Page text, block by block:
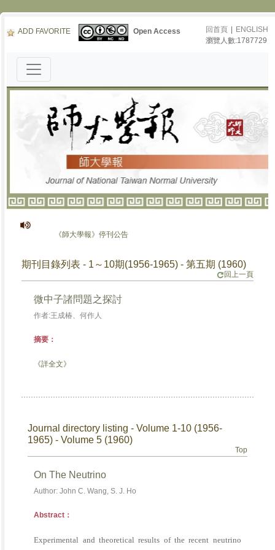
ADD FAVORITE Open Access 回首頁
ENGLISH
瀏覽人數:1787729
《師大學報》停刊公告
期刊目錄列表 - 1～10期(1956-1965) - 第五期 (1960)
回上一頁
微中子諸問題之探討
作者:王成椿、何作人
摘要：
《詳全文》
Journal directory listing - Volume 1-10 (1956-
1965) - Volume 5 (1960)
Top
On The Neutrino
Author: John C. Wang, S. J. Ho
Abstract：
Experimental and theoretical results of the recent neutrino